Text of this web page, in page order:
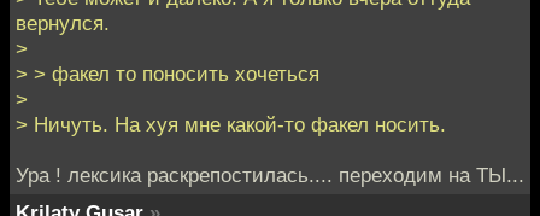
вернулся.
>
> > факел то поносить хочеться
>
> Ничуть. На хуя мне какой-то факел носить.
Ура ! лексика раскрепостилась.... переходим на ТЫ...